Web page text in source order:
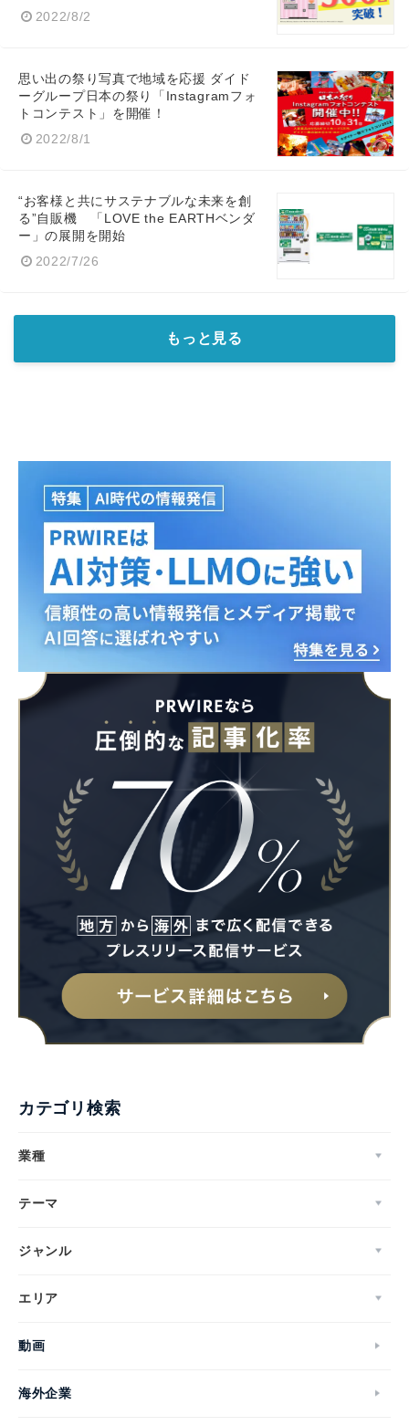
2022/8/2
思い出の祭り写真で地域を応援 ダイド
ーグループ日本の祭り「Instagramフォ
トコンテスト」を開催！
2022/8/1
“お客様と共にサステナブルな未来を創
る”自販機 「LOVE the EARTHベンダ
ー」の展開を開始
2022/7/26
もっと見る
カテゴリ検索
業種
テーマ
ジャンル
エリア
動画
海外企業